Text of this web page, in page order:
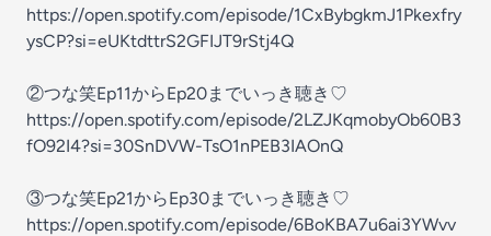
⁠⁠⁠⁠⁠⁠⁠⁠⁠⁠⁠⁠⁠⁠https://open.spotify.com/episode/1CxBybgkmJ1Pkexfry
ysCP?si=eUKtdttrS2GFIJT9rStj4Q⁠⁠⁠⁠⁠⁠⁠⁠⁠⁠⁠⁠⁠⁠
②つな笑Ep11からEp20までいっき聴き♡
⁠⁠⁠⁠⁠⁠⁠⁠⁠⁠⁠⁠⁠⁠⁠⁠⁠⁠⁠⁠⁠⁠⁠⁠⁠⁠⁠⁠https://open.spotify.com/episode/2LZJKqmobyOb60B3
fO92I4?si=30SnDVW-TsO1nPEB3IAOnQ⁠⁠⁠⁠⁠⁠⁠⁠⁠⁠⁠⁠⁠⁠⁠⁠⁠⁠⁠⁠⁠⁠⁠⁠⁠⁠⁠⁠
③つな笑Ep21からEp30までいっき聴き♡
⁠⁠⁠⁠⁠⁠⁠⁠⁠⁠⁠⁠⁠⁠https://open.spotify.com/episode/6BoKBA7u6ai3YWvv